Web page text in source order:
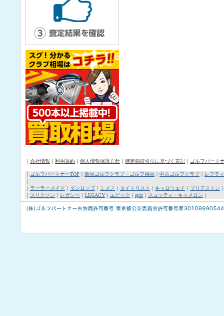
｜ 会社情報 ｜ 利用規約 ｜ 個人情報保護方針 ｜ 特定商取引法に基づく表記 ｜ ゴルフパート
｜ ゴルフパートナーTOP ｜ 新品ゴルフクラブ・ゴルフ用品 ｜ 中古ゴルフクラブ ｜ レフテ
｜
｜ テーラーメイド ｜ ダンロップ｜ ミズノ ｜ タイトリスト ｜ キャロウェイ ｜ ブリヂストン
｜ スリクソン ｜ レガシー ｜ LEGACY ｜ エピック ｜ epic ｜ スコッティ・キャメロン ｜